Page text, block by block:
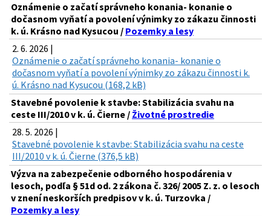
Oznámenie o začatí správneho konania- konanie o
dočasnom vyňatí a povolení výnimky zo zákazu činnosti
k. ú. Krásno nad Kysucou / Pozemky a lesy
2. 6. 2026 |
Oznámenie o začatí správneho konania- konanie o
dočasnom vyňatí a povolení výnimky zo zákazu činnosti k.
ú. Krásno nad Kysucou (168,2 kB)
Stavebné povolenie k stavbe: Stabilizácia svahu na
ceste III/2010 v k. ú. Čierne / Životné prostredie
28. 5. 2026 |
Stavebné povolenie k stavbe: Stabilizácia svahu na ceste
III/2010 v k. ú. Čierne (376,5 kB)
Výzva na zabezpečenie odborného hospodárenia v
lesoch, podľa § 51d od. 2 zákona č. 326/ 2005 Z. z. o lesoch
v znení neskorších predpisov v k. ú. Turzovka /
Pozemky a lesy